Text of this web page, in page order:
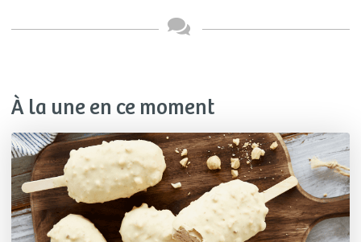
À la une en ce moment